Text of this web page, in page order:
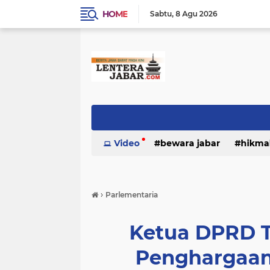
HOME Sabtu 8 Agu 2026
Video bewara jabar
› Parlementaria
Ketua DPRD